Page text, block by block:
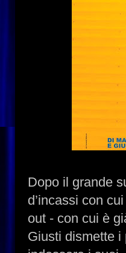
Dopo il grande
d’incassi con
out - con cui è
Giusti dismette i